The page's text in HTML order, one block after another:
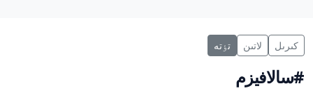
كىرىل لاتىن تٶتە
#سالافيزم